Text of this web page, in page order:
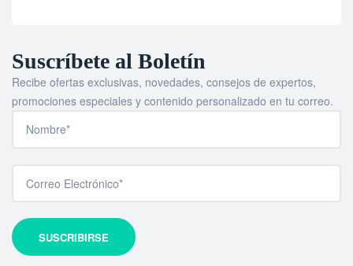
Suscríbete al Boletín
Recibe ofertas exclusivas, novedades, consejos de expertos,
promociones especiales y contenido personalizado en tu correo.